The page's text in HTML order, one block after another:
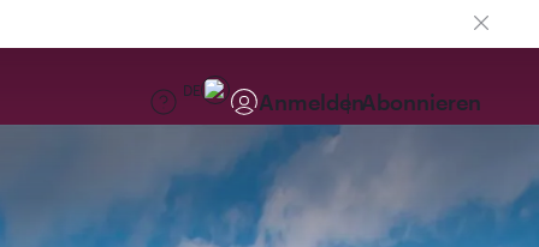
DE AnmeldenAbonnieren